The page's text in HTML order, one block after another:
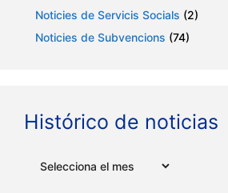
Noticies de Servicis Socials (2)
Noticies de Subvencions (74)
Histórico de noticias